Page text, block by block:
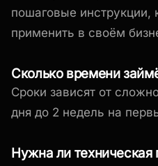
пошаговые
применить в своём
Сколько времени
Сроки зависят от
дня до 2 недель на
Нужна ли техническая